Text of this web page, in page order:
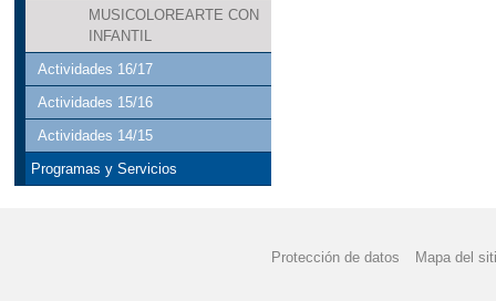
MUSICOLOREARTE CON
INFANTIL
Actividades 16/17
Actividades 15/16
Actividades 14/15
Programas y Servicios
Protección de datos Mapa del